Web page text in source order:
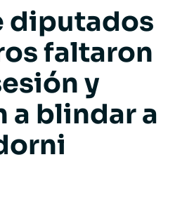
diputados
faltaron
y
a blindar a